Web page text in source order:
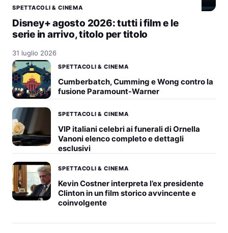
SPETTACOLI & CINEMA
Disney+ agosto 2026: tutti i film e le
serie in arrivo, titolo per titolo
31 luglio 2026
SPETTACOLI & CINEMA
Cumberbatch, Cumming e Wong contro la
fusione Paramount-Warner
SPETTACOLI & CINEMA
VIP italiani celebri ai funerali di Ornella
Vanoni elenco completo e dettagli
esclusivi
SPETTACOLI & CINEMA
Kevin Costner interpreta l’ex presidente
Clinton in un film storico avvincente e
coinvolgente